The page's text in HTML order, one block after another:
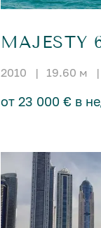
MAJESTY
2010 | 19.60 м |
от 23 000 € в